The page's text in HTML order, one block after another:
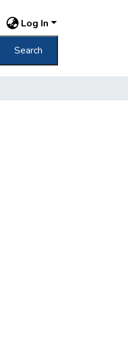
Log In
Search